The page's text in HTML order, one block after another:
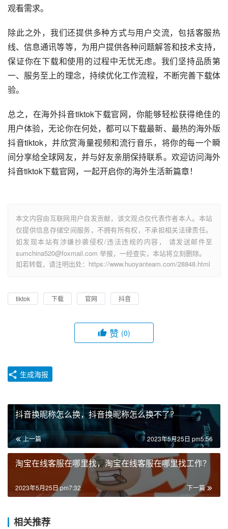
观看需求。
除此之外，我们还提供多种方式与用户交流，包括客服热
线、信息通讯等等，为用户提供各种问题解答和技术支持，
保证你在下载和使用的过程中无忧无虑。我们坚持品质第
一、服务至上的理念，持续优化工作流程，不断完善下载体
验。
总之，在海外抖音tiktok下载官网，你能够轻松获得绝佳的
用户体验，无论你在何处，都可以下载最新、最热的海外版
抖音tiktok，并欣赏海量视频和流行音乐，将你的每一个瞬
间分享给全球网友，并与好友亲朋保持联系。欢迎访问海外
抖音tiktok下载官网，一起开启你的海外生活新篇章！
本文内容由互联网用户自发贡献，该文观点仅代表作者本人。本站
仅提供信息存储空间服务，不拥有所有权，不承担相关法律责任。
如发现本站有涉嫌抄袭侵权/违法违规的内容， 请发送邮件至
sumchina520@foxmail.com 举报，一经查实，本站将立刻删除。
如若转载，请注明出处：https://www.huoyanteam.com/28848.html
tiktok 下载 官网 抖音
赞 (0)
生成海报
抖音换昵称怎么换，抖音换昵称怎么换不了？
上一篇 2023年5月25日 pm5:56
淘宝在线客服在哪里找，淘宝在线客服在哪里找工作？
下一篇
2023年5月25日 pm7:32
相关推荐